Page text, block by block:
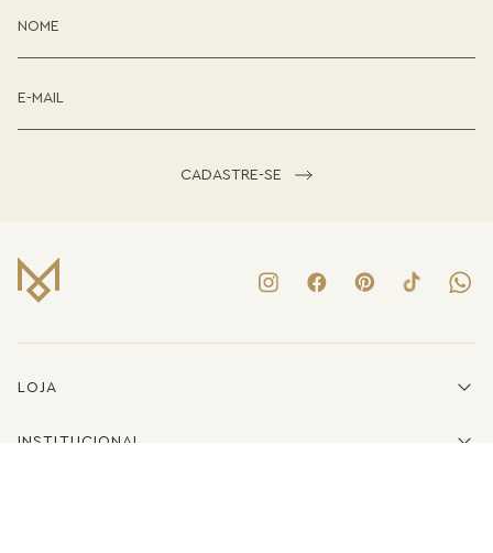
CADASTRE-SE
LOJA
INSTITUCIONAL